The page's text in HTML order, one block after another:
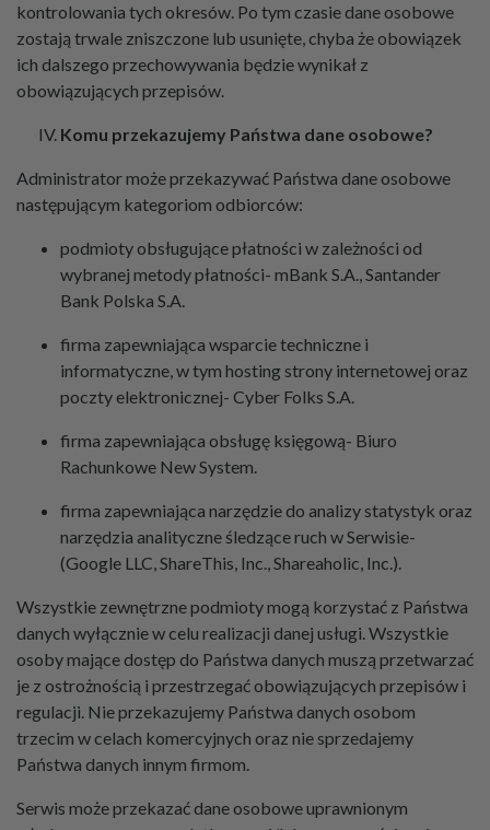
kontrolowania tych okresów. Po tym czasie dane osobowe
zostają trwale zniszczone lub usunięte, chyba że obowiązek
ich dalszego przechowywania będzie wynikał z
obowiązujących przepisów.
Komu przekazujemy Państwa dane osobowe?
Administrator może przekazywać Państwa dane osobowe
następującym kategoriom odbiorców:
podmioty obsługujące płatności w zależności od
wybranej metody płatności- mBank S.A., Santander
Bank Polska S.A.
firma zapewniająca wsparcie techniczne i
informatyczne, w tym hosting strony internetowej oraz
poczty elektronicznej- Cyber Folks S.A.
firma zapewniająca obsługę księgową- Biuro
Rachunkowe New System.
firma zapewniająca narzędzie do analizy statystyk oraz
narzędzia analityczne śledzące ruch w Serwisie-
(Google LLC, ShareThis, Inc., Shareaholic, Inc.).
Wszystkie zewnętrzne podmioty mogą korzystać z Państwa
danych wyłącznie w celu realizacji danej usługi. Wszystkie
osoby mające dostęp do Państwa danych muszą przetwarzać
je z ostrożnością i przestrzegać obowiązujących przepisów i
regulacji. Nie przekazujemy Państwa danych osobom
trzecim w celach komercyjnych oraz nie sprzedajemy
Państwa danych innym firmom.
Serwis może przekazać dane osobowe uprawnionym